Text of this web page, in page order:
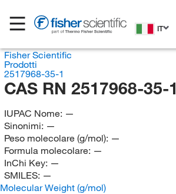
IT
Fisher Scientific
Prodotti
2517968-35-1
CAS RN 2517968-35-1
IUPAC Nome: —
Sinonimi: —
Peso molecolare (g/mol): —
Formula molecolare: —
InChi Key: —
SMILES: —
Molecular Weight (g/mol)